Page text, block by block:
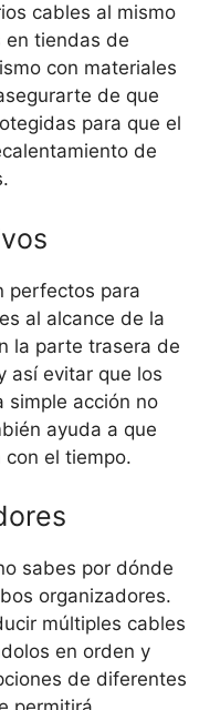
cables al mismo
en tiendas de
con materiales
de que
para que el
de
perfectos para
al alcance de la
la parte trasera de
así evitar que los
simple acción no
ayuda a que
el tiempo.
sabes por dónde
organizadores.
múltiples cables
en orden y
de diferentes